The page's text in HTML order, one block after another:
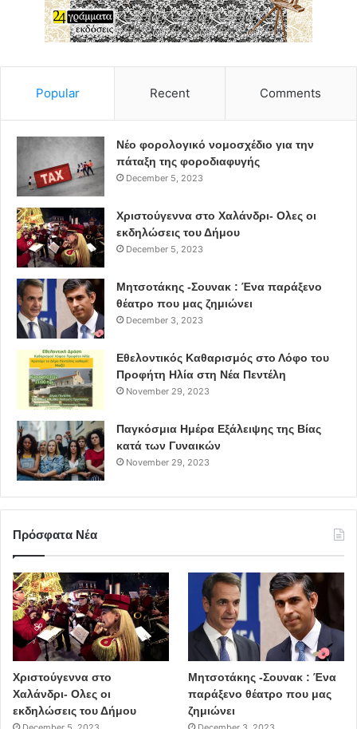
Popular Recent Comments
Νέο φορολογικό νομοσχέδιο για την
πάταξη της φοροδιαφυγής
December 5, 2023
Χριστούγεννα στο Χαλάνδρι- Ολες οι
εκδηλώσεις του Δήμου
December 5, 2023
Μητσοτάκης -Σουνακ : Ένα παράξενο
θέατρο που μας ζημιώνει
December 3, 2023
Εθελοντικός Καθαρισμός στο Λόφο του
Προφήτη Ηλία στη Νέα Πεντέλη
November 29, 2023
Παγκόσμια Ημέρα Εξάλειψης της Βίας
κατά των Γυναικών
November 29, 2023
Πρόσφατα Νέα
Χριστούγεννα στο
Χαλάνδρι- Ολες οι
εκδηλώσεις του Δήμου
Μητσοτάκης -Σουνακ : Ένα
παράξενο θέατρο που μας
ζημιώνει